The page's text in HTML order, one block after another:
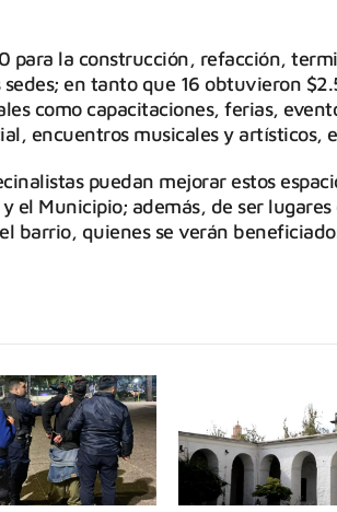
para la construcción, refacción,
en tanto que 16 obtuvieron
como capacitaciones, ferias,
encuentros musicales y artísticos,
puedan mejorar estos
el Municipio; además, de ser lugares
barrio, quienes se verán